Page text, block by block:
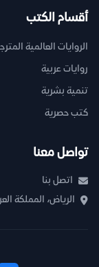
أقسام الكتب
الروايات العالمية
روايات عربية
تنمية بشرية
كتب حصرية
تواصل معنا
اتصل بنا
الرياض، المملكة